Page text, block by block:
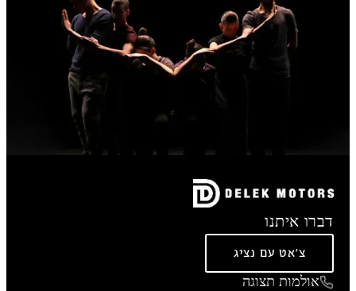
דברו איתנו
צ'אט עם נציג
אולמות תצוגה